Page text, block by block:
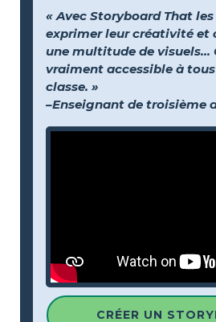
« Avec Storyboard That
exprimer leur créativité et
une multitude de visuels…
vraiment accessible à
classe. »
–Enseignant de troisième
CRÉER UN